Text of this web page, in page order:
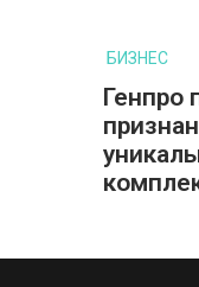
БИЗНЕС
Генпро